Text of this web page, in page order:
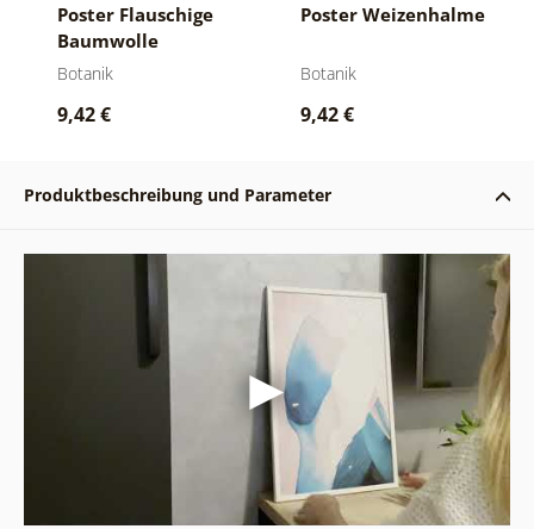
Poster Flauschige
Baumwolle
Botanik
9,42 €
Poster Weizenhalme
Botanik
9,42 €
Produktbeschreibung und Parameter